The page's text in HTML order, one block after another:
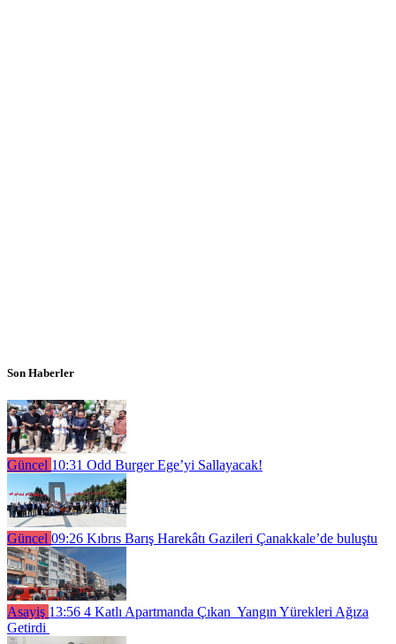
Son Haberler
Güncel 10:31 Odd Burger Ege’yi Sallayacak!
Güncel 09:26 Kıbrıs Barış Harekâtı Gazileri Çanakkale’de buluştu
Asayiş 13:56 4 Katlı Apartmanda Çıkan Yangın Yürekleri Ağıza
Getirdi